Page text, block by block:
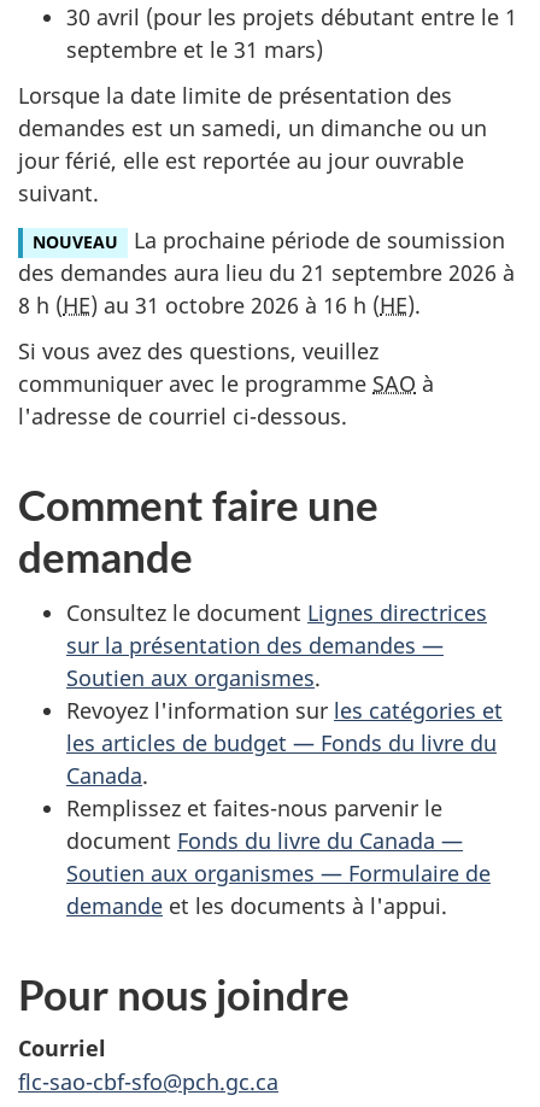
30 avril (pour les projets débutant entre le 1
septembre et le 31 mars)
Lorsque la date limite de présentation des
demandes est un samedi, un dimanche ou un
jour férié, elle est reportée au jour ouvrable
suivant.
NOUVEAU
La prochaine période de soumission
des demandes aura lieu du 21 septembre 2026 à
8 h (HE) au 31 octobre 2026 à 16 h (HE).
Si vous avez des questions, veuillez
communiquer avec le programme SAO à
l'adresse de courriel ci-dessous.
Comment faire une
demande
Consultez le document Lignes directrices
sur la présentation des demandes —
Soutien aux organismes.
Revoyez l'information sur les catégories et
les articles de budget — Fonds du livre du
Canada.
Remplissez et faites-nous parvenir le
document Fonds du livre du Canada —
Soutien aux organismes — Formulaire de
demande et les documents à l'appui.
Pour nous joindre
Courriel
flc-sao-cbf-sfo@pch.gc.ca